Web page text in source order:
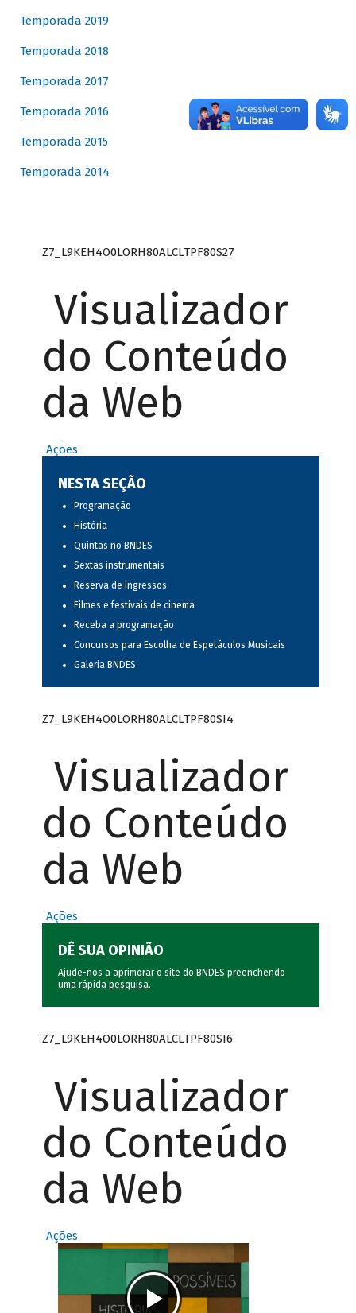
Temporada 2019
Temporada 2018
Temporada 2017
Temporada 2016
Temporada 2015
Temporada 2014
Z7_L9KEH4O0LORH80ALCLTPF80S27
Visualizador
do Conteúdo
da Web
Ações
NESTA SEÇÃO
Programação
História
Quintas no BNDES
Sextas instrumentais
Reserva de ingressos
Filmes e festivais de cinema
Receba a programação
Concursos para Escolha de Espetáculos Musicais
Galeria BNDES
Z7_L9KEH4O0LORH80ALCLTPF80SI4
Visualizador
do Conteúdo
da Web
Ações
DÊ SUA OPINIÃO
Ajude-nos a aprimorar o site do BNDES preenchendo
uma rápida pesquisa.
Z7_L9KEH4O0LORH80ALCLTPF80SI6
Visualizador
do Conteúdo
da Web
Ações